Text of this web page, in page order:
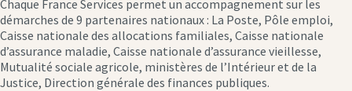
Chaque France Services permet un accompagnement sur les
démarches de 9 partenaires nationaux : La Poste, Pôle emploi,
Caisse nationale des allocations familiales, Caisse nationale
d’assurance maladie, Caisse nationale d’assurance vieillesse,
Mutualité sociale agricole, ministères de l’Intérieur et de la
Justice, Direction générale des finances publiques.